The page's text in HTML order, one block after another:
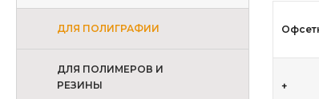
ДЛЯ ПОЛИГРАФИИ
ДЛЯ ПОЛИМЕРОВ И
РЕЗИНЫ
+